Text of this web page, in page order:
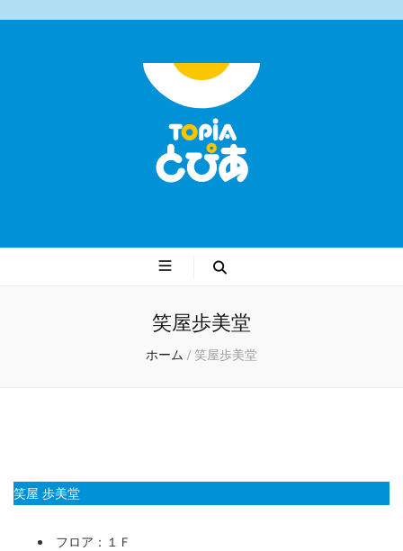
笑屋歩美堂
ホーム / 笑屋歩美堂
笑屋 歩美堂
フロア：１Ｆ